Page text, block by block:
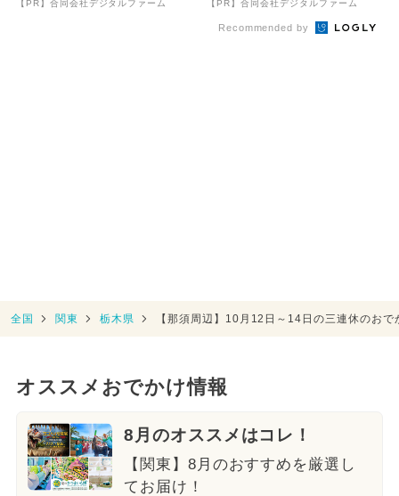
【PR】合同会社デジタルファーム 【PR】合同会社デジタルファーム
Recommended by
全国 関東 栃木県 【那須周辺】10月12日～14日の三連休のお
オススメおでかけ情報
8月のオススメはコレ！
【関東】8月のおすすめを厳選し
てお届け！